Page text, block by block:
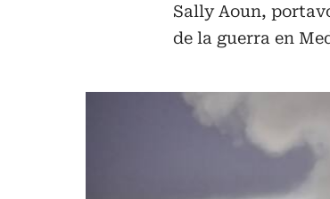
Sally Aoun,
de la guerra en